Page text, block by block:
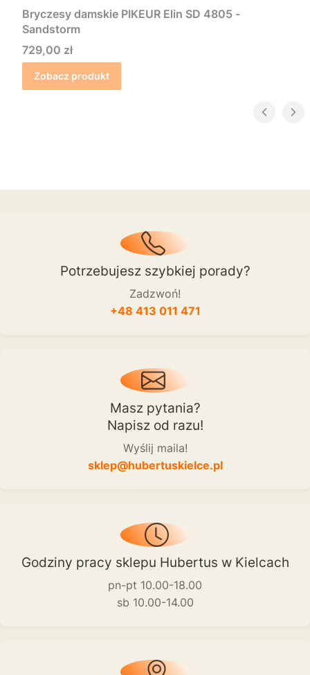
Bryczesy damskie PIKEUR Elin SD 4805 -
Sandstorm
Cena
729,00 zł
Zobacz produkt
Potrzebujesz szybkiej porady?
Zadzwoń!
+48 413 011 471
Masz pytania?
Napisz od razu!
Wyślij maila!
sklep@hubertuskielce.pl
Godziny pracy sklepu Hubertus w Kielcach
pn-pt 10.00-18.00
sb 10.00-14.00